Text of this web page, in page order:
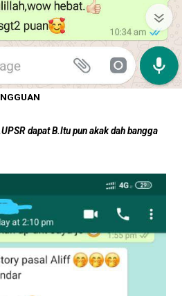
dapat B.Itu pun akak dah bangga